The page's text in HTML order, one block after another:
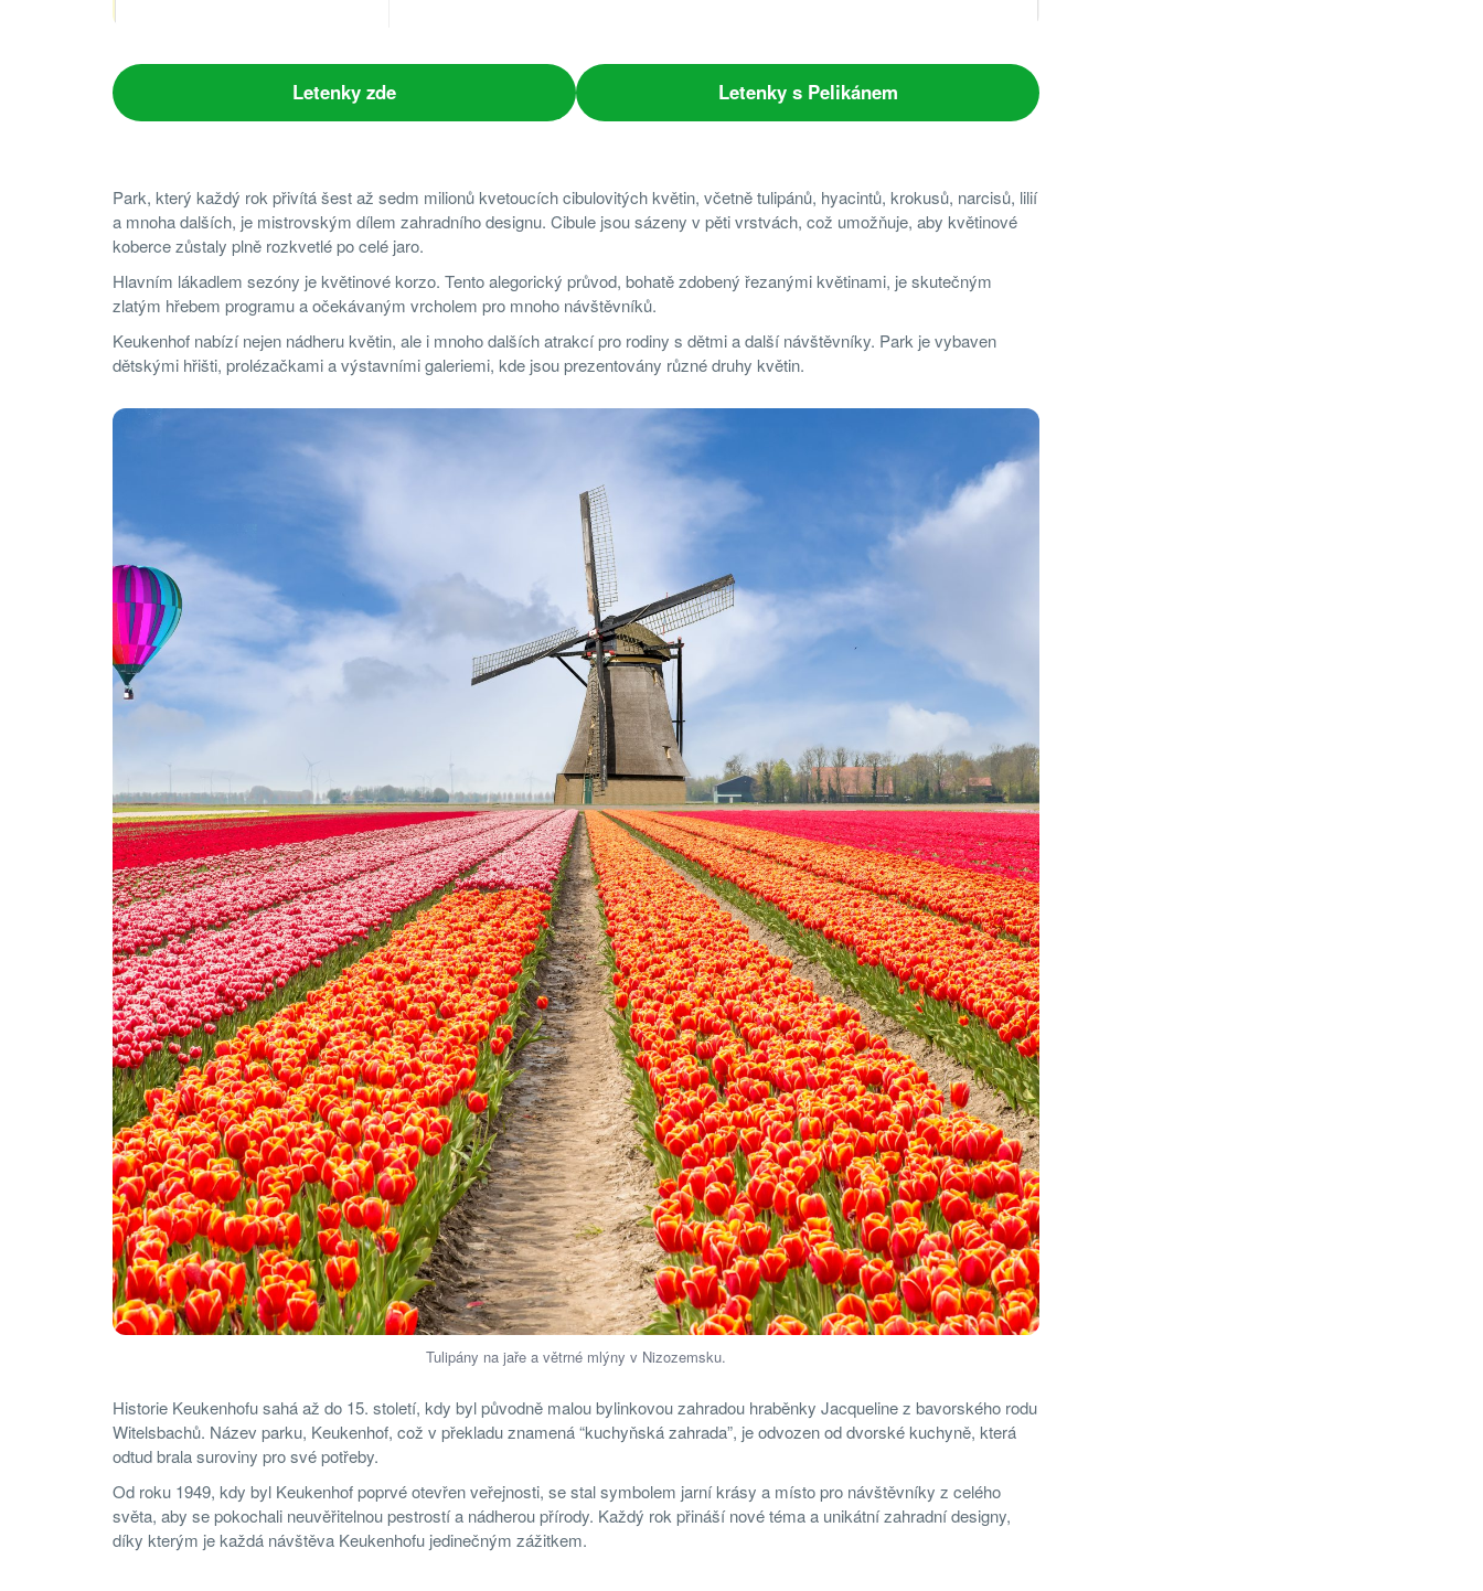
Letenky zde Letenky s Pelikánem
Park, který každý rok přivítá šest až sedm milionů kvetoucích cibulovitých květin, včetně tulipánů, hyacintů, krokusů, narcisů, lilií
a mnoha dalších, je mistrovským dílem zahradního designu. Cibule jsou sázeny v pěti vrstvách, což umožňuje, aby květinové
koberce zůstaly plně rozkvetlé po celé jaro.
Hlavním lákadlem sezóny je květinové korzo. Tento alegorický průvod, bohatě zdobený řezanými květinami, je skutečným
zlatým hřebem programu a očekávaným vrcholem pro mnoho návštěvníků.
Keukenhof nabízí nejen nádheru květin, ale i mnoho dalších atrakcí pro rodiny s dětmi a další návštěvníky. Park je vybaven
dětskými hřišti, prolézačkami a výstavními galeriemi, kde jsou prezentovány různé druhy květin.
Tulipány na jaře a větrné mlýny v Nizozemsku.
Historie Keukenhofu sahá až do 15. století, kdy byl původně malou bylinkovou zahradou hraběnky Jacqueline z bavorského rodu
Witelsbachů. Název parku, Keukenhof, což v překladu znamená “kuchyňská zahrada”, je odvozen od dvorské kuchyně, která
odtud brala suroviny pro své potřeby.
Od roku 1949, kdy byl Keukenhof poprvé otevřen veřejnosti, se stal symbolem jarní krásy a místo pro návštěvníky z celého
světa, aby se pokochali neuvěřitelnou pestrostí a nádherou přírody. Každý rok přináší nové téma a unikátní zahradní designy,
díky kterým je každá návštěva Keukenhofu jedinečným zážitkem.